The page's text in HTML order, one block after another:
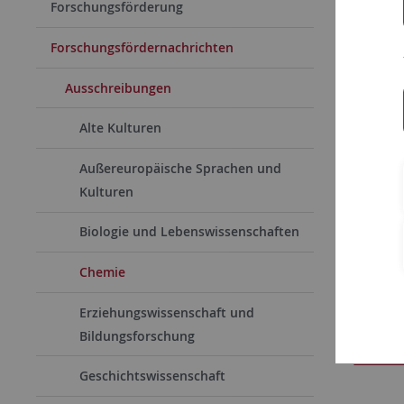
Forschungsförderung
Forschungsfördernachrichten
Ausschreibungen
Alte Kulturen
Außereuropäische Sprachen und
Kulturen
Biologie und Lebenswissenschaften
Chemie
Erziehungswissenschaft und
Bildungsforschung
Geschichtswissenschaft
Zu
Link